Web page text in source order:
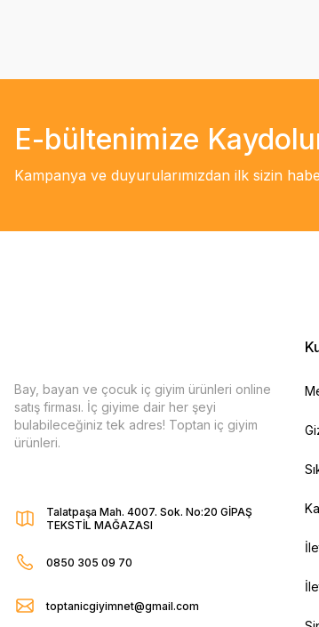
E-bültenimize
Kampanya ve duyurularımızdan ilk sizin
Bay, bayan ve çocuk iç giyim ürünleri online
satış firması. İç giyime dair her şeyi
bulabileceğiniz tek adres! Toptan iç giyim
ürünleri.
Talatpaşa Mah. 4007. Sok. No:20 GİPAŞ
TEKSTİL MAĞAZASI
0850 305 09 70
toptanicgiyimnet@gmail.com